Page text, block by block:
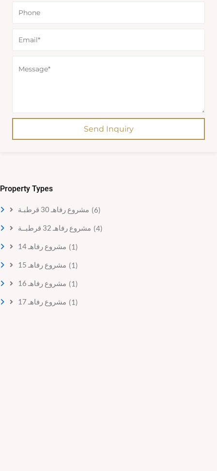
Send Inquiry
Property Types
مشروع رفاهـ 30 قرطبـة (6)
مشروع رفاهـ 32 قرطبــة (4)
مشروع رفاهـ 14 (1)
مشروع رفاهـ 15 (1)
مشروع رفاهـ 16 (1)
مشروع رفاهـ 17 (1)